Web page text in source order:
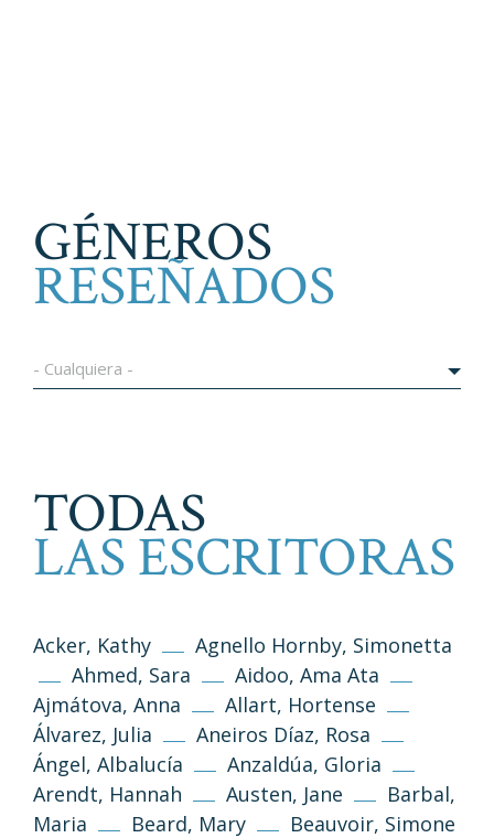
GÉNEROS
RESEÑADOS
- Cualquiera -
TODAS
LAS ESCRITORAS
Acker, Kathy
Agnello Hornby, Simonetta
Ahmed, Sara
Aidoo, Ama Ata
Ajmátova, Anna
Allart, Hortense
Álvarez, Julia
Aneiros Díaz, Rosa
Ángel, Albalucía
Anzaldúa, Gloria
Arendt, Hannah
Austen, Jane
Barbal,
Maria
Beard, Mary
Beauvoir, Simone